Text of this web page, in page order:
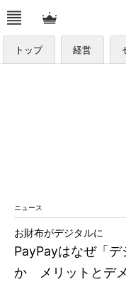
トップ 経営
ニュース
PayPayはなぜ「
か メリットとデ
お財布がデジタルに